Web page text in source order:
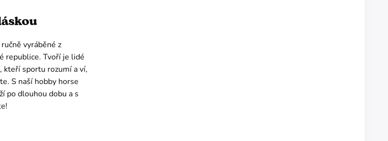
vyráběné z
republice. Tvoří je lidé
kteří sportu rozumí a ví,
S naší hobby horse
po dlouhou dobu a s